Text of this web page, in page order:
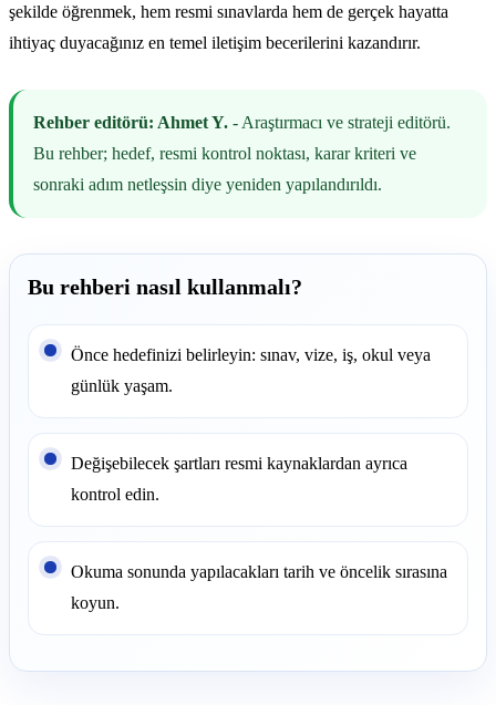
şekilde öğrenmek, hem resmi sınavlarda hem de gerçek hayatta
ihtiyaç duyacağınız en temel iletişim becerilerini kazandırır.
Rehber editörü: Ahmet Y. - Araştırmacı ve strateji editörü.
Bu rehber; hedef, resmi kontrol noktası, karar kriteri ve
sonraki adım netleşsin diye yeniden yapılandırıldı.
Bu rehberi nasıl kullanmalı?
Önce hedefinizi belirleyin: sınav, vize, iş, okul veya
günlük yaşam.
Değişebilecek şartları resmi kaynaklardan ayrıca
kontrol edin.
Okuma sonunda yapılacakları tarih ve öncelik sırasına
koyun.